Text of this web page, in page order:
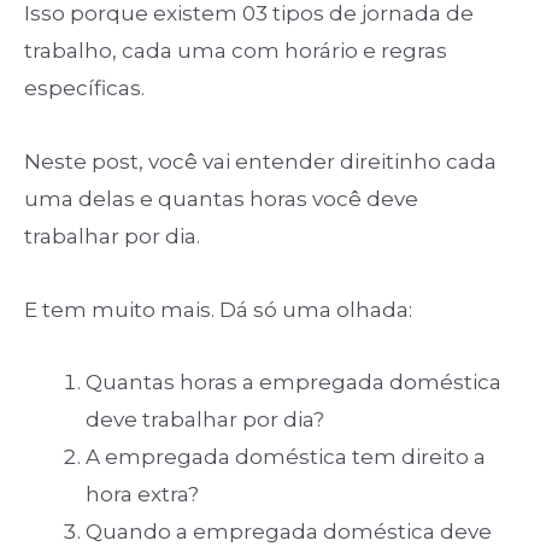
Isso porque existem 03 tipos de jornada de
trabalho, cada uma com horário e regras
específicas.
Neste post, você vai entender direitinho cada
uma delas e quantas horas você deve
trabalhar por dia.
E tem muito mais. Dá só uma olhada:
Quantas horas a empregada doméstica
deve trabalhar por dia?
A empregada doméstica tem direito a
hora extra?
Quando a empregada doméstica deve